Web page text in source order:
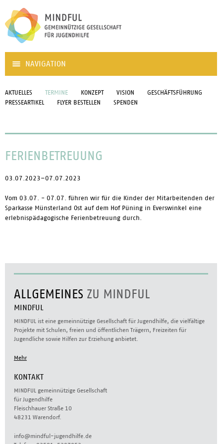
NAVIGATION
AKTUELLES TERMINE KONZEPT VISION
GESCHÄFTSFÜHRUNG
PRESSEARTIKEL
FLYER BESTELLEN SPENDEN
FERIENBETREUUNG
03.07.2023–07.07.2023
Vom 03.07. - 07.07. führen wir für die Kinder der Mitarbeitenden der
Sparkasse Münsterland Ost auf dem Hof Püning in Everswinkel eine
erlebnispädagogische Ferienbetreuung durch.
ALLGEMEINES ZU MINDFUL
MINDFUL
MINDFUL ist eine gemeinnützige Gesellschaft für Jugendhilfe, die vielfältige
Projekte mit Schulen, freien und öffentlichen Trägern, Freizeiten für
Jugendliche sowie Hilfen zur Erziehung anbietet.
Mehr
KONTAKT
MINDFUL gemeinnützige Gesellschaft
für Jugendhilfe
Fleischhauer Straße 10
48231 Warendorf.
info@mindful-jugendhilfe.de